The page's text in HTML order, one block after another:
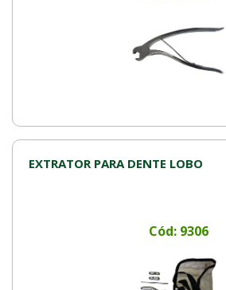
EXTRATOR PARA DENTE LOBO
Cód: 9306